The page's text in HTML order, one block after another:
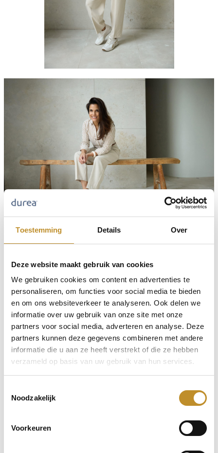
Toestemming Details Over
Deze website maakt gebruik van cookies
We gebruiken cookies om content en advertenties te
personaliseren, om functies voor social media te bieden
en om ons websiteverkeer te analyseren. Ook delen we
informatie over uw gebruik van onze site met onze
partners voor social media, adverteren en analyse. Deze
partners kunnen deze gegevens combineren met andere
informatie die u aan ze heeft verstrekt of die ze hebben
verzameld op basis van uw gebruik van hun services.
Noodzakelijk
Voorkeuren